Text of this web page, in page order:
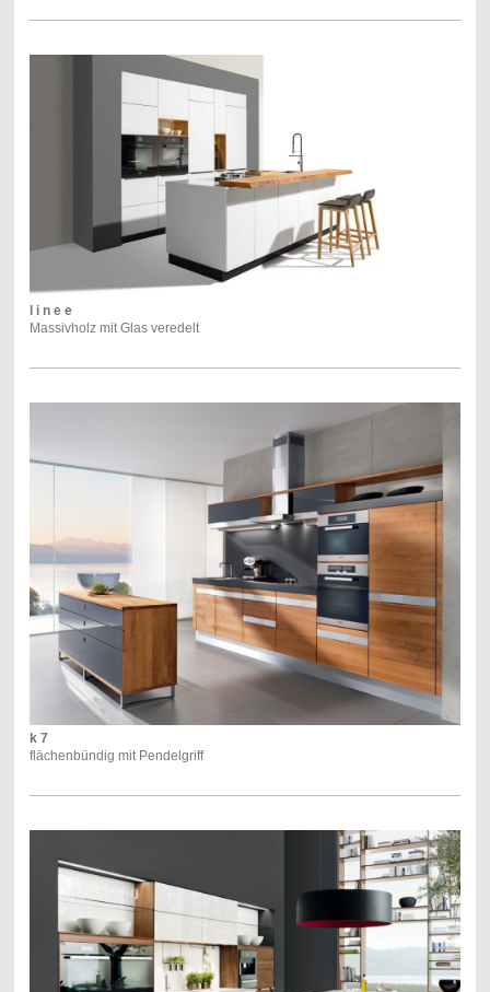
l i n e e
Massivholz mit Glas veredelt
k 7
flächenbündig mit Pendelgriff